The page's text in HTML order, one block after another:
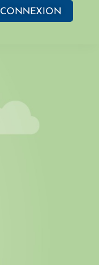
CONNEXION